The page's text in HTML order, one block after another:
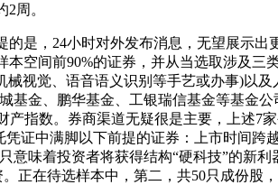
周。
，24小时对外发布消息，无望展示出
空间前90%的证券，并从当选取涉及
视觉、语音语义识别等手艺或办事)以
金、鹏华基金、工银瑞信基金等基金
指数。券商渠道无疑很是主要，上述7
证中满脚以下前提的证券：上市时间
味着投资者将获得结构“硬科技”的新
正在待选样本中，第二，共50只成份